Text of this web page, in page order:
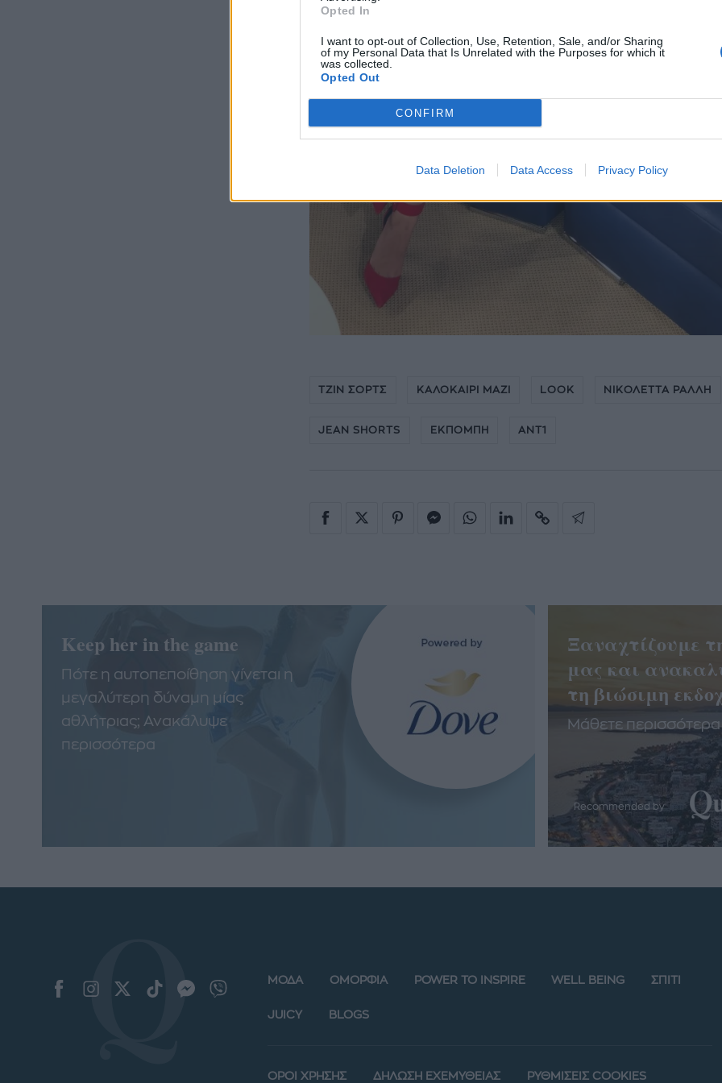
Opted In
I want to opt-out of Collection, Use, Retention, Sale, and/or Sharing
of my Personal Data that Is Unrelated with the Purposes for which it
was collected.
Opted Out
CONFIRM
Data Deletion Data Access Privacy Policy
ΤΖΙΝ ΣΟΡΤΣ ΚΑΛΟΚΑΙΡΙ ΜΑΖΙ LOOK ΝΙΚΟΛΕΤΤΑ ΡΑΛΛΗ
JEAN SHORTS ΕΚΠΟΜΠΗ ΑΝΤ1
Keep her in the game
Πότε η αυτοπεποίθηση γίνεται η
μεγαλύτερη δύναμη μίας
αθλήτριας; Ανακάλυψε
περισσότερα
Ξαναχτίζουμε
μας και
τη βιώσιμη
Μάθετε περισσότερα
Recommended by
ΜΟΔΑ ΟΜΟΡΦΙΑ POWER TO INSPIRE WELL BEING ΣΠΙΤΙ
JUICY BLOGS
ΟΡΟΙ ΧΡΗΣΗΣ ΔΗΛΩΣΗ ΕΧΕΜΥΘΕΙΑΣ ΡΥΘΜΙΣΕΙΣ COOKIES